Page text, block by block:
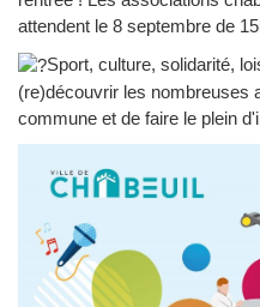
attendent le 8 septembre de
Sport, culture, solidarité,
(re)découvrir les nombreuses
commune et de faire le plein